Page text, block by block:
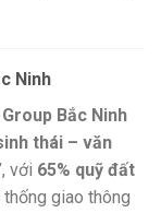
Ninh
Bắc Ninh
thái – văn
, với 65% quỹ đất
thống giao thông